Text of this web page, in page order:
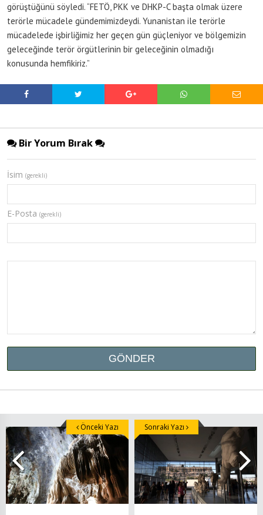
görüştüğünü söyledi. “FETÖ, PKK ve DHKP-C başta olmak üzere
terörle mücadele gündemimizdeydi. Yunanistan ile terörle
mücadelede işbirliğimiz her geçen gün güçleniyor ve bölgemizin
geleceğinde terör örgütlerinin bir geleceğinin olmadığı
konusunda hemfikiriz.”
Bir Yorum Bırak
İsim (gerekli)
E-Posta (gerekli)
Önceki Yazı Sonraki Yazı